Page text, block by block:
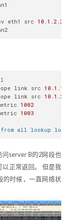
eth1 src 10.1 .2 .239
link src 10.1 .1
link src 10.1 .2
1002
1003
all lookup local
server B的2网段也
正常返回。 但是我
的时候，一直网络状